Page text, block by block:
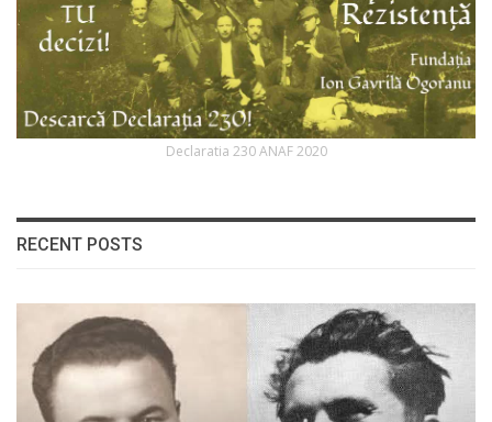
Declaratia 230 ANAF 2020
RECENT POSTS